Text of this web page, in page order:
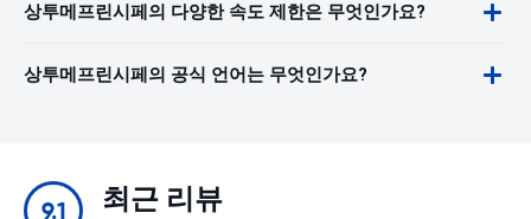
상투메프린시페의 다양한 속도 제한은 무엇인가요?
상투메프린시페의 공식 언어는 무엇인가요?
9.1 최근 리뷰